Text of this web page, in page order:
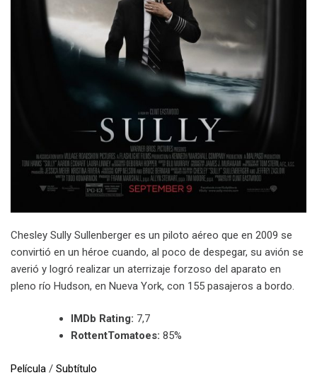
Chesley Sully Sullenberger es un piloto aéreo que en 2009 se
convirtió en un héroe cuando, al poco de despegar, su avión se
averió y logró realizar un aterrizaje forzoso del aparato en
pleno río Hudson, en Nueva York, con 155 pasajeros a bordo.
IMDb Rating: 7,7
RottentTomatoes: 85%
Película / Subtítulo